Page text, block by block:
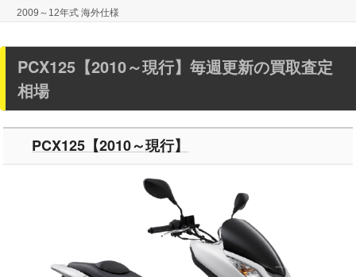
2009～12年式 海外仕様
PCX125【2010～現行】毎週更新の買取査定
相場
PCX125【2010～現行】